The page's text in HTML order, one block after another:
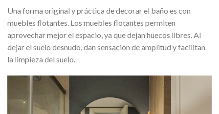
Una forma original y práctica de decorar el baño es con
muebles flotantes. Los muebles flotantes permiten
aprovechar mejor el espacio, ya que dejan huecos libres. Al
dejar el suelo desnudo, dan sensación de amplitud y facilitan
la limpieza del suelo.